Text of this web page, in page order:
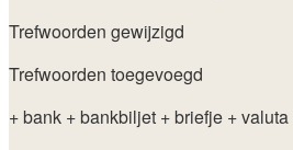
Trefwoorden gewijzigd
Trefwoorden toegevoegd
+ bank + bankbiljet + briefje + valuta